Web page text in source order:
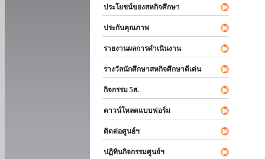
ประโยชน์ของสหกิจศึกษา
ประกันคุณภาพ
รายงานผลการดำเนินงาน
รางวัลนักศึกษาสหกิจศึกษาดีเด่น
กิจกรรม 5ส.
ดาวน์โหลดแบบฟอร์ม
ติดต่อศูนย์ฯ
ปฏิทินกิจกรรมศูนย์ฯ